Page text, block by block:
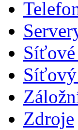
Síťový
Zdroje